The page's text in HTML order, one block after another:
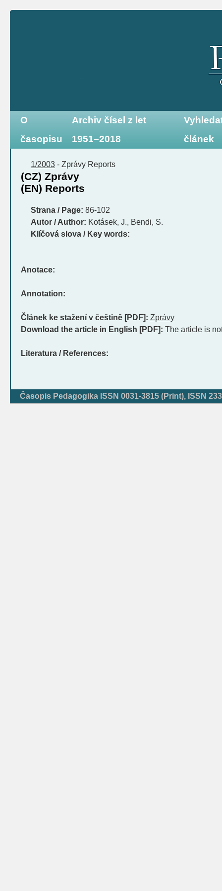
O
časopisu
Archiv čísel z let
1951–2018
článek
1/2003 - Zprávy Reports
(CZ) Zprávy
(EN) Reports
Strana / Page: 86-102
Autor / Author: Kotásek, J., Bendi, S.
Klíčová slova / Key words:
Anotace:
Annotation:
Článek ke stažení v češtině [PDF]: Zprávy
Download the article in English [PDF]: The article is
Literatura / References:
Časopis Pedagogika ISSN 0031-3815 (Print), ISSN